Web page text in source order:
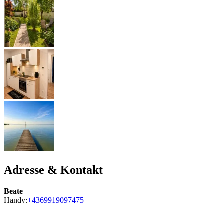
Adresse & Kontakt
Beate
Handy:+4369919097475